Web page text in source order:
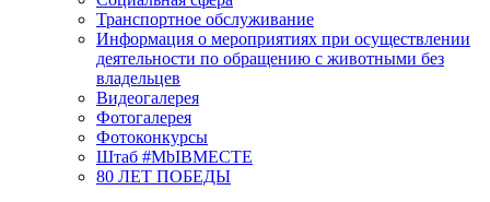
Транспортное обслуживание
Информация о мероприятиях при осуществлении
деятельности по обращению с животными без
владельцев
Видеогалерея
Фотогалерея
Фотоконкурсы
Штаб #MbIBMECTE
80 ЛЕТ ПОБЕДЫ